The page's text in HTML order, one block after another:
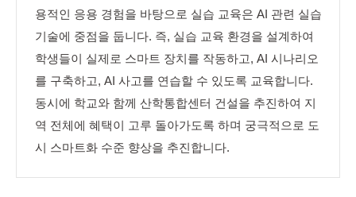
용적인 응용 경험을 바탕으로 실습 교육은 AI 관련 실습
기술에 중점을 둡니다. 즉, 실습 교육 환경을 설계하여
학생들이 실제로 스마트 장치를 작동하고, AI 시나리오
를 구축하고, AI 사고를 연습할 수 있도록 교육합니다.
동시에 학교와 함께 산학통합센터 건설을 추진하여 지
역 전체에 혜택이 고루 돌아가도록 하며 궁극적으로 도
시 스마트화 수준 향상을 추진합니다.